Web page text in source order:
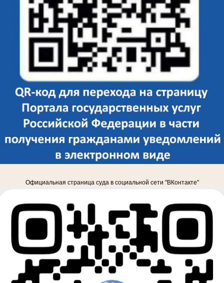
Официальная страница суда в социальной сети "ВКонтакте"